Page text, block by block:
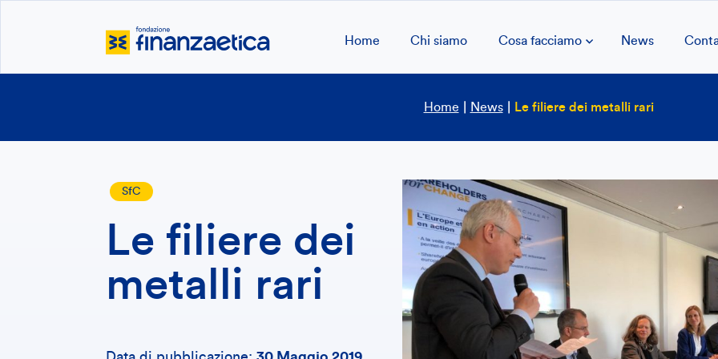
Home Chi siamo Cosa facciamo News
Home News Le filiere dei metalli rari
SfC
Le filiere dei
metalli rari